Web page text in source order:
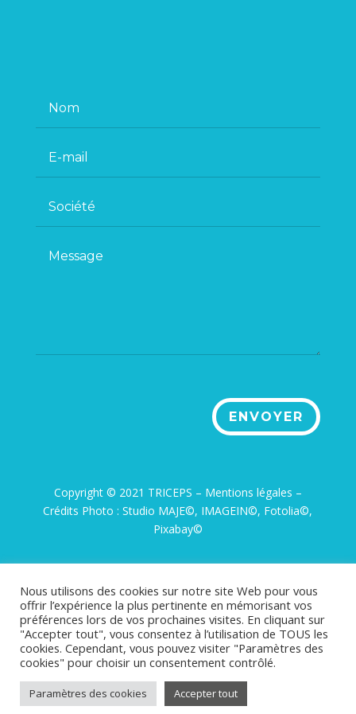
ENVOYER
Copyright © 2021 TRICEPS – Mentions légales –
Crédits Photo : Studio MAJE©, IMAGEIN©, Fotolia©,
Pixabay©
Nous utilisons des cookies sur notre site Web pour vous
offrir l’expérience la plus pertinente en mémorisant vos
préférences lors de vos prochaines visites. En cliquant sur
"Accepter tout", vous consentez à l’utilisation de TOUS les
cookies. Cependant, vous pouvez visiter "Paramètres des
cookies" pour choisir un consentement contrôlé.
Paramètres des cookies Accepter tout